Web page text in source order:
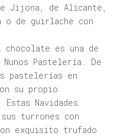
Jijona, de Alicante,
o de guirlache con
es una de
Pastelería. De
pastelerías en
su propio
Navidades
turrones con
exquisito trufado